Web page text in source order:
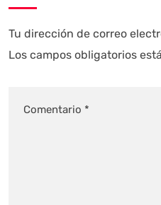
Tu dirección de correo
Los campos obligatorios